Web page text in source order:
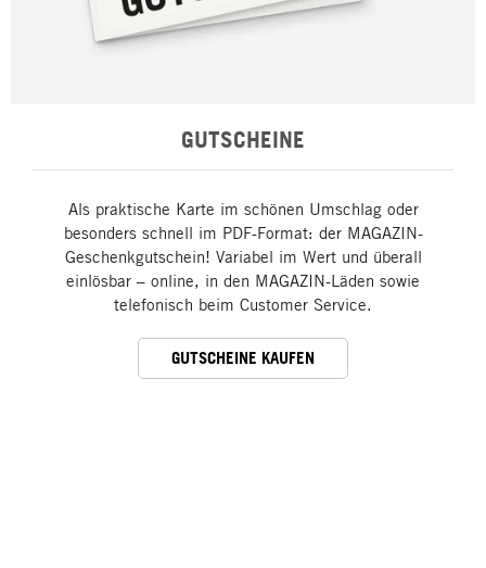
GUTSCHEINE
Als praktische Karte im schönen Umschlag oder
besonders schnell im PDF-Format: der MAGAZIN-
Geschenkgutschein! Variabel im Wert und überall
einlösbar – online, in den MAGAZIN-Läden sowie
telefonisch beim Customer Service.
GUTSCHEINE KAUFEN